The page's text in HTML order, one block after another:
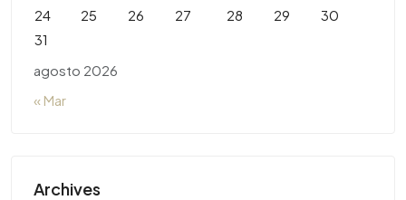
agosto 2026
24
25 26 27 28 29
30
31
« Mar
Archives